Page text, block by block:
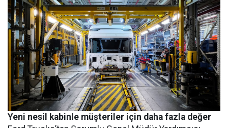
Yeni nesil kabinle müşteriler için daha fazla değer